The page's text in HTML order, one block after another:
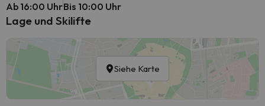
Ab 16:00 UhrBis 10:00 Uhr
Lage und Skilifte
Siehe Karte